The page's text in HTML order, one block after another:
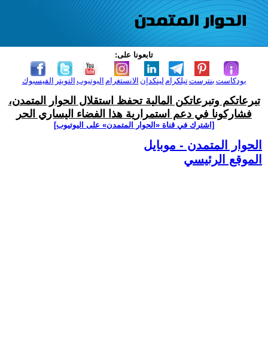
تابعونا على:
الفيسبوك التويتر اليوتيوب الانستغرام لينكدإن تيلكرامبنترست بودكاست
تبرعاتكم وتبرعاتكن المالية تحفظ استقلال الحوار المتمدن،
فشاركونا في دعم استمرارية هذا الفضاء اليساري الحر
[اشترك في قناة ‫«الحوار المتمدن» على اليوتيوب]
الحوار المتمدن - موبايل
الموقع الرئيسي